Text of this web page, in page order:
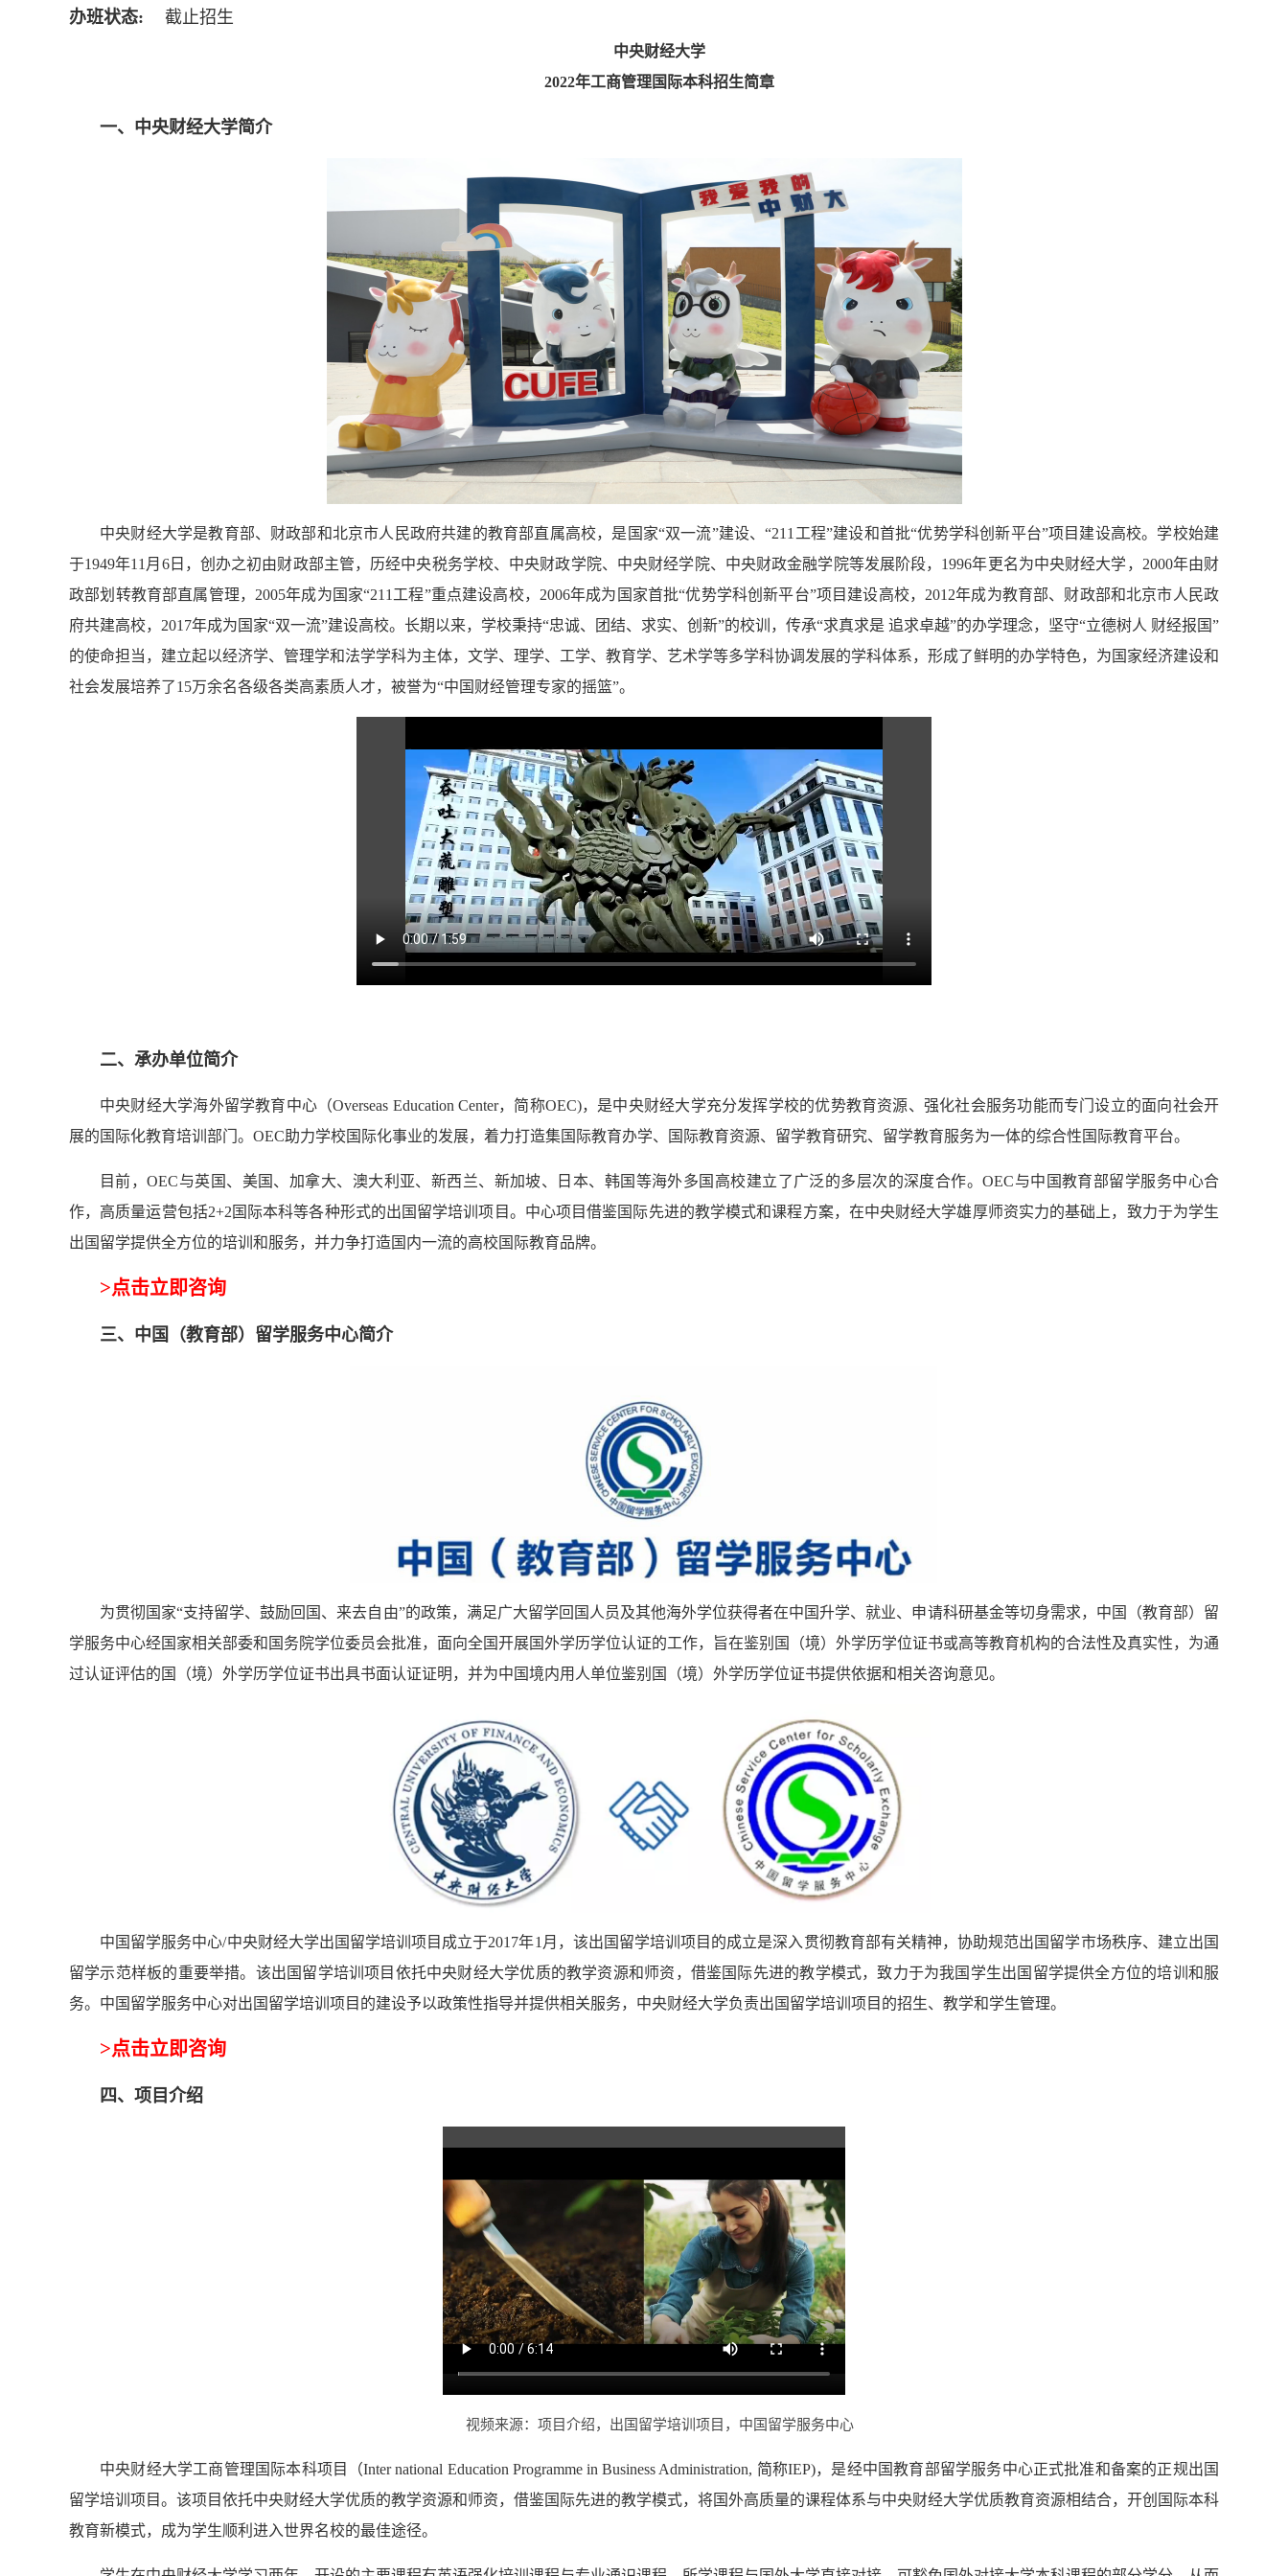
办班状态: 截止招生
中央财经大学
2022年工商管理国际本科招生简章
一、中央财经大学简介
中央财经大学是教育部、财政部和北京市人民政府共建的教育部直属高校，是国家“双一流”建设、“211工程”建设和首批“优势学科创新平台”项目建设高校。学校始建
于1949年11月6日，创办之初由财政部主管，历经中央税务学校、中央财政学院、中央财经学院、中央财政金融学院等发展阶段，1996年更名为中央财经大学，2000年由财
政部划转教育部直属管理，2005年成为国家“211工程”重点建设高校，2006年成为国家首批“优势学科创新平台”项目建设高校，2012年成为教育部、财政部和北京市人民政
府共建高校，2017年成为国家“双一流”建设高校。长期以来，学校秉持“忠诚、团结、求实、创新”的校训，传承“求真求是 追求卓越”的办学理念，坚守“立德树人 财经报国”
的使命担当，建立起以经济学、管理学和法学学科为主体，文学、理学、工学、教育学、艺术学等多学科协调发展的学科体系，形成了鲜明的办学特色，为国家经济建设和
社会发展培养了15万余名各级各类高素质人才，被誉为“中国财经管理专家的摇篮”。
二、承办单位简介
中央财经大学海外留学教育中心（Overseas Education Center，简称OEC)，是中央财经大学充分发挥学校的优势教育资源、强化社会服务功能而专门设立的面向社会开
展的国际化教育培训部门。OEC助力学校国际化事业的发展，着力打造集国际教育办学、国际教育资源、留学教育研究、留学教育服务为一体的综合性国际教育平台。
目前，OEC与英国、美国、加拿大、澳大利亚、新西兰、新加坡、日本、韩国等海外多国高校建立了广泛的多层次的深度合作。OEC与中国教育部留学服务中心合
作，高质量运营包括2+2国际本科等各种形式的出国留学培训项目。中心项目借鉴国际先进的教学模式和课程方案，在中央财经大学雄厚师资实力的基础上，致力于为学生
出国留学提供全方位的培训和服务，并力争打造国内一流的高校国际教育品牌。
>点击立即咨询
三、中国（教育部）留学服务中心简介
为贯彻国家“支持留学、鼓励回国、来去自由”的政策，满足广大留学回国人员及其他海外学位获得者在中国升学、就业、申请科研基金等切身需求，中国（教育部）留
学服务中心经国家相关部委和国务院学位委员会批准，面向全国开展国外学历学位认证的工作，旨在鉴别国（境）外学历学位证书或高等教育机构的合法性及真实性，为通
过认证评估的国（境）外学历学位证书出具书面认证证明，并为中国境内用人单位鉴别国（境）外学历学位证书提供依据和相关咨询意见。
中国留学服务中心/中央财经大学出国留学培训项目成立于2017年1月，该出国留学培训项目的成立是深入贯彻教育部有关精神，协助规范出国留学市场秩序、建立出国
留学示范样板的重要举措。该出国留学培训项目依托中央财经大学优质的教学资源和师资，借鉴国际先进的教学模式，致力于为我国学生出国留学提供全方位的培训和服
务。中国留学服务中心对出国留学培训项目的建设予以政策性指导并提供相关服务，中央财经大学负责出国留学培训项目的招生、教学和学生管理。
>点击立即咨询
四、 项目介绍
视频来源：项目介绍，出国留学培训项目，中国留学服务中心
中央财经大学工商管理国际本科项目（Inter national Education Programme in Business Administration, 简称IEP)，是经中国教育部留学服务中心正式批准和备案的正规出国
留学培训项目。该项目依托中央财经大学优质的教学资源和师资，借鉴国际先进的教学模式，将国外高质量的课程体系与中央财经大学优质教育资源相结合，开创国际本科
教育新模式，成为学生顺利进入世界名校的最佳途径。